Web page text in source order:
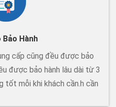
Bảo Hành
cấp cũng đều được bảo
được bảo hành lâu dài từ 3
tốt mỗi khi khách cần.h cần